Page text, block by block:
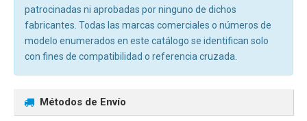
patrocinadas ni aprobadas por ninguno de dichos
fabricantes. Todas las marcas comerciales o números de
modelo enumerados en este catálogo se identifican solo
con fines de compatibilidad o referencia cruzada.
Métodos de Envío